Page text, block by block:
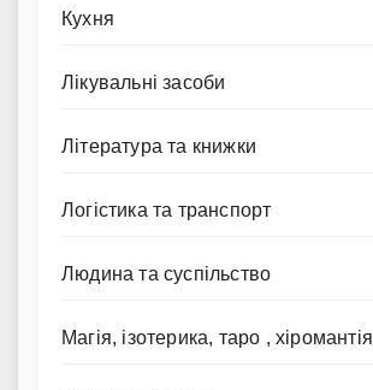
Кухня
Лікувальні засоби
Література та книжки
Логістика та транспорт
Людина та суспільство
Магія, ізотерика, таро , хіромантія